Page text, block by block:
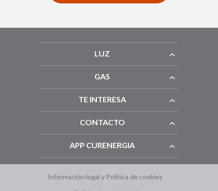
LUZ
GAS
TE INTERESA
CONTACTO
APP CURENERGIA
Información legal y Política de cookies